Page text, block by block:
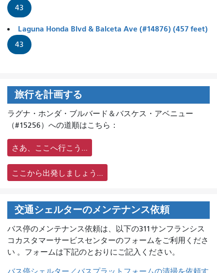
43
Laguna Honda Blvd & Balceta Ave (#14876) (457 feet)
43
旅行を計画する
ラグナ・ホンダ・ブルバード＆バスケス・アベニュー
（#15256）への道順はこちら：
さあ、ここへ行こう…
ここから出発しましょう…
交通シェルターのメンテナンス依頼
バス停のメンテナンス依頼は、 以下の311サンフランシス
コカスタマーサービスセンターのフォームをご利用くださ
い 。フォームは下記のとおりにご記入ください。